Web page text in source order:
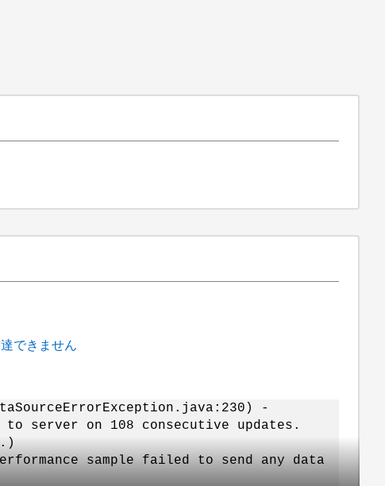
できません
-
server on 108 consecutive updates.
sample failed to send any data